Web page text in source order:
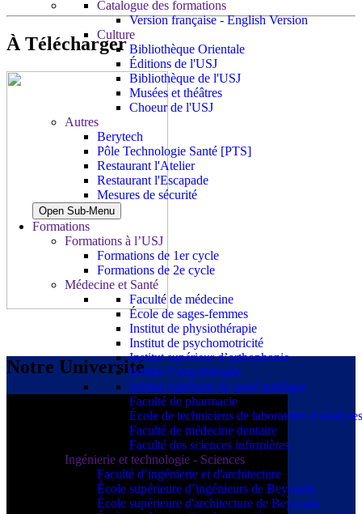
Catalogue des formations
Version française - English Version
Culture
Bibliothèque Orientale
Éditions de l'USJ
Bibliothèque de l'USJ
Musées et théâtres
Choeur de l'USJ
Autres
Berytech
Pôle Technologie Santé [PTS]
Restaurant l'Atelier
Restaurant l'Escapade
Mesures de sécurité
Open Sub-Menu
Formations
Formations à l’USJ
Formations de 1er cycle
Formations de 2e cycle
Médecine et Santé
Faculté de médecine
École de sages-femmes
Institut de physiothérapie
Institut de psychomotricité
Institut supérieur d’orthophonie
Institut d’ergothérapie
Institut supérieur de santé publique
Faculté de pharmacie
École de techniciens de laboratoire
Faculté de médecine dentaire
Faculté des sciences infirmières
Ingénierie et technologie - Sciences
Faculté d’ingénierie et d'architecture
École supérieure d’ingénieurs de Beyrouth
École supérieure d'architecture de Beyrouth
À Télécharger
Notre Université